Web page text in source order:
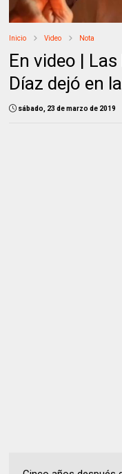
Inicio Video Nota
En video |
Díaz dejó en
sábado, 23 de marzo de 2019